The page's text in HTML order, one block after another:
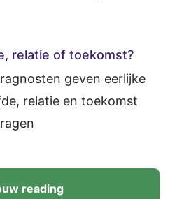
relatie of toekomst?
geven eerlijke
relatie en toekomst
reading